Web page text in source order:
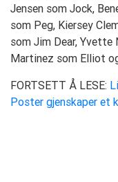
Jensen som Jock,
som Peg, Kiersey
som Jim Dear, Yvette
Martinez som Elliot
FORTSETT Å LESE:
Poster gjenskaper et